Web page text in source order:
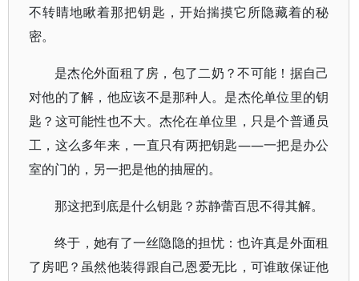
不转睛地瞅着那把钥匙，开始揣摸它所隐藏着的秘
密。
是杰伦外面租了房，包了二奶？不可能！据自己
对他的了解，他应该不是那种人。是杰伦单位里的钥
匙？这可能性也不大。杰伦在单位里，只是个普通员
工，这么多年来，一直只有两把钥匙——一把是办公
室的门的，另一把是他的抽屉的。
那这把到底是什么钥匙？苏静蕾百思不得其解。
终于，她有了一丝隐隐的担忧：也许真是外面租
了房吧？虽然他装得跟自己恩爱无比，可谁敢保证他